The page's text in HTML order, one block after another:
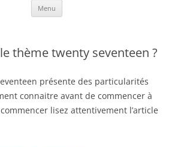
Menu
thème twenty seventeen ?
présente des particularités
connaitre avant de commencer à
lisez attentivement l’article